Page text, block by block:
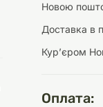
Переноски
Інструменти
догляду
Засоби для
Новою
Доставка в
Курʼєром
Оплата: